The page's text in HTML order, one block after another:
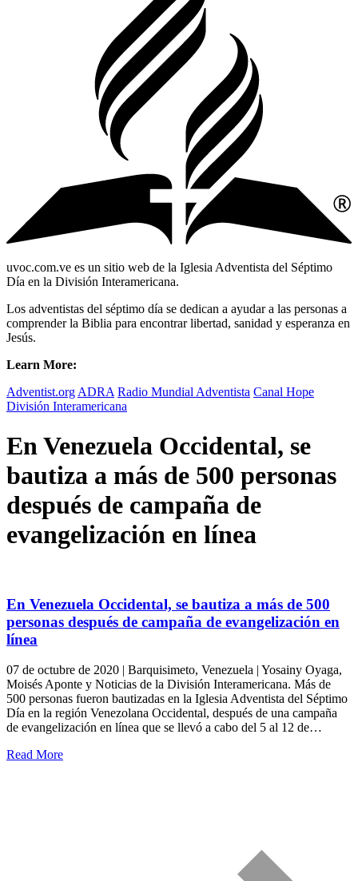
uvoc.com.ve es un sitio web de la Iglesia Adventista del Séptimo
Día en la División Interamericana.
Los adventistas del séptimo día se dedican a ayudar a las personas a
comprender la Biblia para encontrar libertad, sanidad y esperanza en
Jesús.
Learn More:
Adventist.org ADRA Radio Mundial Adventista Canal Hope
División Interamericana
En Venezuela Occidental, se
bautiza a más de 500 personas
después de campaña de
evangelización en línea
En Venezuela Occidental, se bautiza a más de 500
personas después de campaña de evangelización en
línea
07 de octubre de 2020 | Barquisimeto, Venezuela | Yosainy Oyaga,
Moisés Aponte y Noticias de la División Interamericana. Más de
500 personas fueron bautizadas en la Iglesia Adventista del Séptimo
Día en la región Venezolana Occidental, después de una campaña
de evangelización en línea que se llevó a cabo del 5 al 12 de…
Read More